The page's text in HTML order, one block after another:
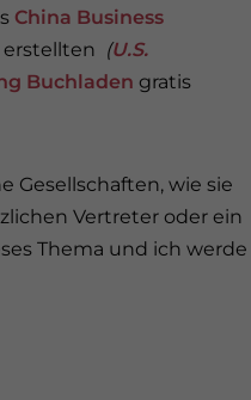
China Business
erstellten (U.S.
Buchladen gratis
Gesellschaften, wie sie
Vertreter oder ein
Thema und ich werde